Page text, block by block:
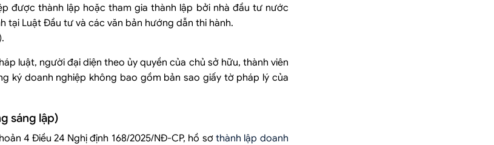
được thành lập hoặc tham gia thành lập bởi nhà đầu tư nước
Luật Đầu tư và các văn bản hướng dẫn thi hành.
luật, người đại diện theo ủy quyền của chủ sở hữu, thành viên
ký doanh nghiệp không bao gồm bản sao giấy tờ pháp lý của
sáng lập)
4 Điều 24 Nghị định 168/2025/NĐ-CP, hồ sơ thành lập doanh